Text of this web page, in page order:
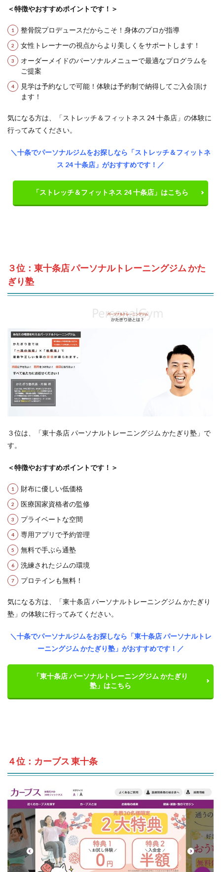
＜特徴やおすすめポイントです！＞
整骨院プロデュースだからこそ！身体のプロが指導
女性トレーナーの視点からより美しくをサポートします！
オーダーメイドのパーソナルメニューで最適なプログラムを
ご提案
見学は予約なしで可能！体験は予約制で納得してご入会頂け
ます！
気になる方は、「ストレッチ＆フィットネス 24 十条店」の体験に
行ってみてください。
＼十条でパーソナルジムをお探しなら「ストレッチ＆フィットネ
ス 24 十条店」がおすすめです！／
「ストレッチ＆フィットネス 24 十条店」はこちら
３位：東十条店 パーソナルトレーニングジム かた
ぎり塾
３位は、「東十条店 パーソナルトレーニングジム かたぎり塾」で
す。
＜特徴やおすすめポイントです！＞
財布に優しい低価格
医療国家資格者の監修
プライベートな空間
専用アプリで予約管理
無料で手ぶら通塾
洗練されたジムの環境
プロテインも無料！
気になる方は、「東十条店 パーソナルトレーニングジム かたぎり
塾」の体験に行ってみてください。
＼十条でパーソナルジムをお探しなら「東十条店 パーソナルトレ
ーニングジム かたぎり塾」がおすすめです！／
「東十条店 パーソナルトレーニングジム かたぎり
塾」はこちら
４位：カーブス 東十条